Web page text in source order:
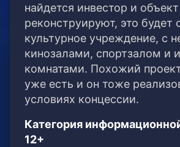
найдется инвестор и объект
реконструируют, это будет
культурное учреждение, с
кинозалами, спортзалом и
комнатами. Похожий
уже есть и он тоже
условиях концессии.
Категория
12+